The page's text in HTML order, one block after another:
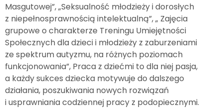
Masgutowej”, „Seksualność młodzieży i dorosłych
z niepełnosprawnością intelektualną”, „ Zajęcia
grupowe o charakterze Treningu Umiejętności
Społecznych dla dzieci i młodzieży z zaburzeniami
ze spektrum autyzmu, na różnych poziomach
funkcjonowania”, Praca z dziećmi to dla niej pasja,
a każdy sukces dziecka motywuje do dalszego
działania, poszukiwania nowych rozwiązań
i usprawniania codziennej pracy z podopiecznymi.